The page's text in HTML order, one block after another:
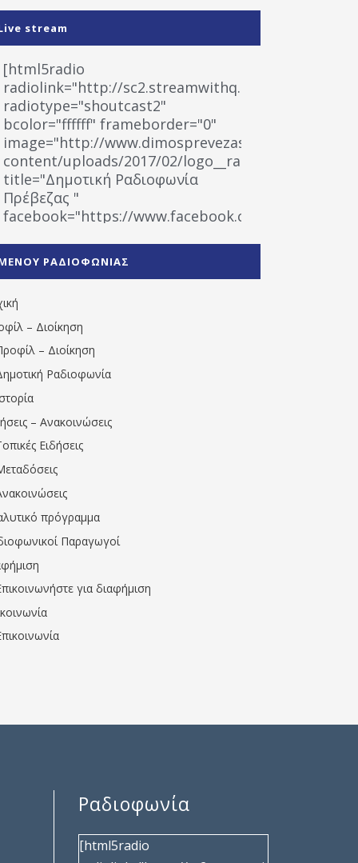
stream
[html5radio
radiolink="http://sc2.streamwithq.com:8028/
radiotype="shoutcast2"
bcolor="ffffff" frameborder="0"
image="http://www.dimosprevezas.gr/wp-
content/uploads/2017/02/logo__radiofonias.jpg"
title="Δημοτική Ραδιοφωνία
Πρέβεζας "
facebook="https://www.facebook.com/
1531194763766854/" artist="" ]
ΡΑΔΙΟΦΩΝΙΑΣ
– Διοίκηση
– Διοίκηση
Ραδιοφωνία
– Ανακοινώσεις
Ειδήσεις
πρόγραμμα
Παραγωγοί
για διαφήμιση
Ραδιοφωνία
[html5radio